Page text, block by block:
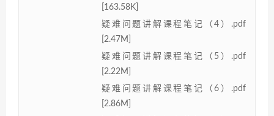
[163.58K]
疑难问题讲解课程笔记（4）.pdf
[2.47M]
疑难问题讲解课程笔记（5）.pdf
[2.22M]
疑难问题讲解课程笔记（6）.pdf
[2.86M]